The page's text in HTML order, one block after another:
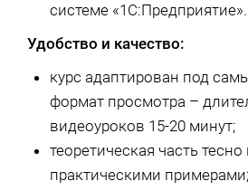
системе «1С:Предприятие».
Удобство и качество:
курс адаптирован под
формат просмотра –
видеоуроков 15-20 минут;
теоретическая часть
практическими примерами;